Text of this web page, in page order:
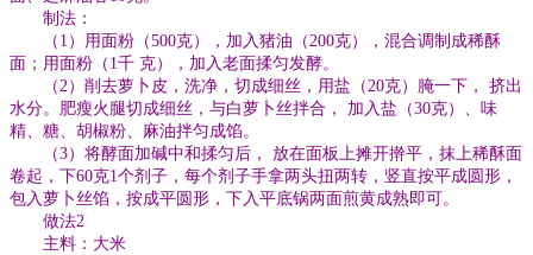
制法：
（1）用面粉（500克），加入猪油（200克），混合调制成稀酥
面；用面粉（1千 克），加入老面揉匀发酵。
（2）削去萝卜皮，洗净，切成细丝，用盐（20克）腌一下， 挤出
水分。肥瘦火腿切成细丝，与白萝卜丝拌合， 加入盐（30克）、味
精、糖、胡椒粉、麻油拌匀成馅。
（3）将酵面加碱中和揉匀后， 放在面板上摊开擀平，抹上稀酥面
卷起，下60克1个剂子，每个剂子手拿两头扭两转，竖直按平成圆形，
包入萝卜丝馅，按成平圆形，下入平底锅两面煎黄成熟即可。
做法2
主料：大米